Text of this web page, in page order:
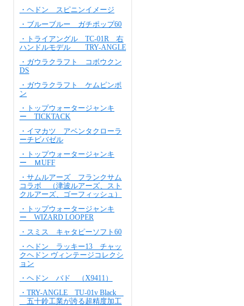
・ヘドン スピニンイメージ
・ブルーブルー ガチポップ60
・トライアングル TC-01R 右
ハンドルモデル TRY-ANGLE
・ガウラクラフト コボウクン
DS
・ガウラクラフト ケムピンポ
ン
・トップウォータージャンキ
ー TICKTACK
・イマカツ アベンタクローラ
ーチビバゼル
・トップウォータージャンキ
ー ＭUFF
・サムルアーズ フランクサム
コラボ （津波ルアーズ、スト
クルアーズ、ゴーフィッシュ）
・トップウォータージャンキ
ー WIZARD LOOPER
・スミス キャタピーソフト60
・ヘドン ラッキー13 チャッ
クヘドン ヴィンテージコレクシ
ョン
・ヘドン バド （X9411）
・TRY-ANGLE TU-01v Black
五十鈴工業が誇る超精度加工